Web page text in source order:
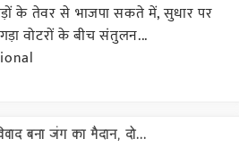
के तेवर से भाजपा सकते में, सुधार पर
वोटरों के बीच संतुलन...
बना जंग का मैदान, दो...